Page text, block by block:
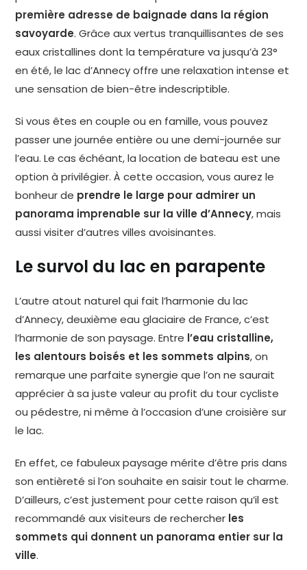
première adresse de baignade dans la région
savoyarde. Grâce aux vertus tranquillisantes de ses
eaux cristallines dont la température va jusqu’à 23°
en été, le lac d’Annecy offre une relaxation intense et
une sensation de bien-être indescriptible.
Si vous êtes en couple ou en famille, vous pouvez
passer une journée entière ou une demi-journée sur
l’eau. Le cas échéant, la location de bateau est une
option à privilégier. À cette occasion, vous aurez le
bonheur de prendre le large pour admirer un
panorama imprenable sur la ville d’Annecy, mais
aussi visiter d’autres villes avoisinantes.
Le survol du lac en parapente
L’autre atout naturel qui fait l’harmonie du lac
d’Annecy, deuxième eau glaciaire de France, c’est
l’harmonie de son paysage. Entre l’eau cristalline,
les alentours boisés et les sommets alpins, on
remarque une parfaite synergie que l’on ne saurait
apprécier à sa juste valeur au profit du tour cycliste
ou pédestre, ni même à l’occasion d’une croisière sur
le lac.
En effet, ce fabuleux paysage mérite d’être pris dans
son entièreté si l’on souhaite en saisir tout le charme.
D’ailleurs, c’est justement pour cette raison qu’il est
recommandé aux visiteurs de rechercher les
sommets qui donnent un panorama entier sur la
ville.